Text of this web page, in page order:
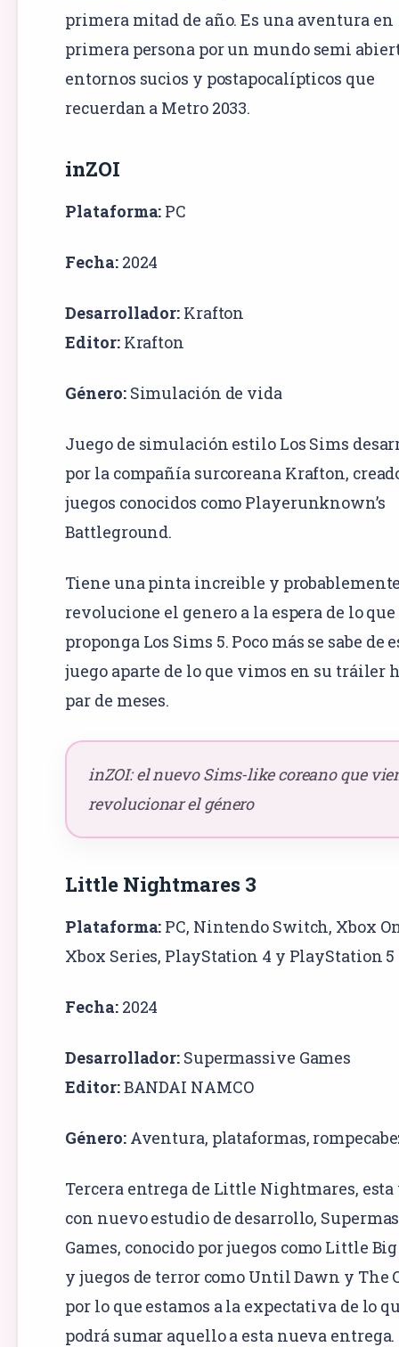
primera mitad de año. Es una aventura en
primera persona por un mundo semi
entornos sucios y postapocalípticos que
recuerdan a Metro 2033.
inZOI
Plataforma: PC
Fecha:2024
Desarrollador: Krafton
Editor:Krafton
Género: Simulación de vida
Juego de simulación estilo Los Sims
por la compañía surcoreana Krafton,
juegos conocidos como Playerunknown’s
Battleground.
Tiene una pinta increible y
revolucione el genero a la espera de lo que
proponga Los Sims 5. Poco más se sabe de
juego aparte de lo que vimos en su tráiler
par de meses.
inZOI: el nuevo Sims-like coreano que
revolucionar el género
Little Nightmares 3
Plataforma: PC, Nintendo Switch, Xbox
Xbox Series, PlayStation 4 y PlayStation 5
Fecha:2024
Desarrollador: Supermassive Games
Editor:BANDAI NAMCO
Género: Aventura, plataformas,
Tercera entrega de Little Nightmares, esta
con nuevo estudio de desarrollo,
Games, conocido por juegos como Little
y juegos de terror como Until Dawn y The
por lo que estamos a la expectativa de lo
podrá sumar aquello a esta nueva entrega.